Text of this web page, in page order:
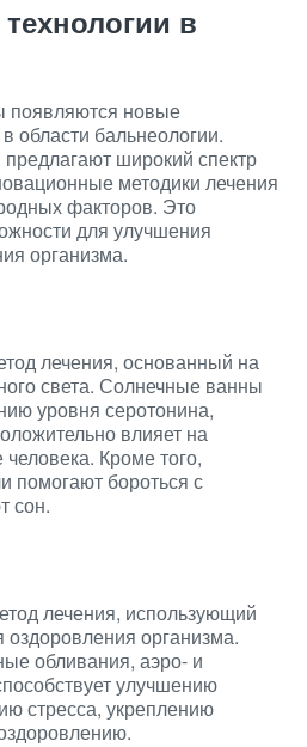
в
появляются новые
области бальнеологии.
широкий спектр
методики лечения
факторов. Это
для улучшения
организма.
лечения, основанный на
света. Солнечные ванны
уровня серотонина,
влияет на
Кроме того,
помогают бороться с
сон.
лечения, использующий
организма.
обливания, аэро- и
улучшению
стресса, укреплению